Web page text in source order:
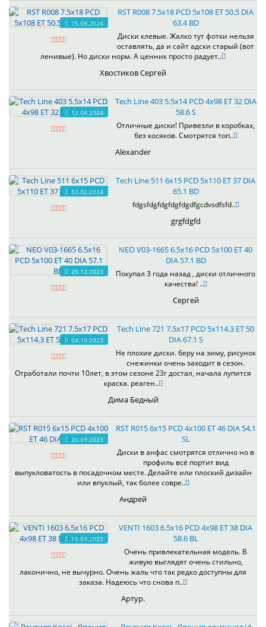
15.08.2024
RST R008 7.5x18 PCD 5x108 ET 50.5 DIA
63.4 BD
Диски клевые. Жалко тут фотки нельзя
оставлять, да и сайт адски старый (вот
ленивые). Но диски норм. А ценник просто радует..
Хвостиков Сергей
12.04.2024
Tech Line 403 5.5x14 PCD 4x98 ET 32 DIA
58.6 S
Отличные диски! Привезли в коробках,
без косяков. Смотрятся топ..
Alexander
03.02.2024
Tech Line 511 6x15 PCD 5x110 ET 37 DIA
65.1 BD
fdgsfdgfdgfdgfdgdfgcdvsdfsfd..
grgfdgfd
20.12.2023
NEO V03-1665 6.5x16 PCD 5x100 ET 40
DIA 57.1 BD
Покупал 3 года назад , диски отличного
качества! ..
Сергей
04.10.2023
Tech Line 721 7.5x17 PCD 5x114.3 ET 50
DIA 67.1 S
Не плохие диски. беру на зиму, рисунок
снежинки очень заходит в сезон.
Отработали почти 10лет, в этом сезоне 23г достал, начала лупится
краска. реаген..
Дима Бедный
26.09.2023
RST R015 6x15 PCD 4x100 ET 46 DIA 54.1
SL
Диски в анфас смотрятся отлично но в
профиль всё портит вид
выпукловатость в посадочном месте. Делайте или плоский дизайн
или впуклый, так более совре..
Андрей
19.09.2023
VENTI 1603 6.5x16 PCD 4x98 ET 38 DIA
58.6 BL
Очень привлекательная модель. В
живую выглядят очень стильно,
лаконично, не вычурно. Очень жаль что так редко доступны для
заказа. Надеюсь что снова п..
Артур.